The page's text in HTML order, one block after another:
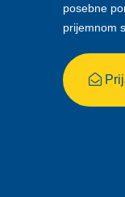
posebne
prijemnom